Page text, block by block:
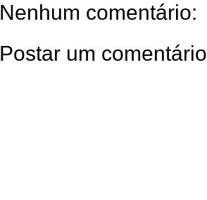
Nenhum comentário:
Postar um comentário